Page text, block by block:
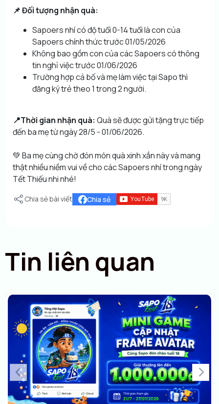
📌 Đối tượng nhận quà:
Sapoers nhí có độ tuổi 0-14 tuổi là con của
Sapoers chính thức trước 01/05/2026
Không bao gồm con của các Sapoers có thông
tin nghỉ việc trước 01/06/2026
Trường hợp cả bố và mẹ làm việc tại Sapo thì
đăng ký trẻ theo 1 trong 2 người.
📍Thời gian nhận quà: Quà sẽ được gửi tặng trực tiếp
đến ba mẹ từ ngày 28/5 - 01/06/2026.
💚 Ba mẹ cùng chờ đón món quà xinh xắn này và mang
thật nhiều niềm vui về cho các Sapoers nhí trong ngày
Tết Thiếu nhi nhé!
Chia sẻ bài viết Chia sẻ
Tin liên quan